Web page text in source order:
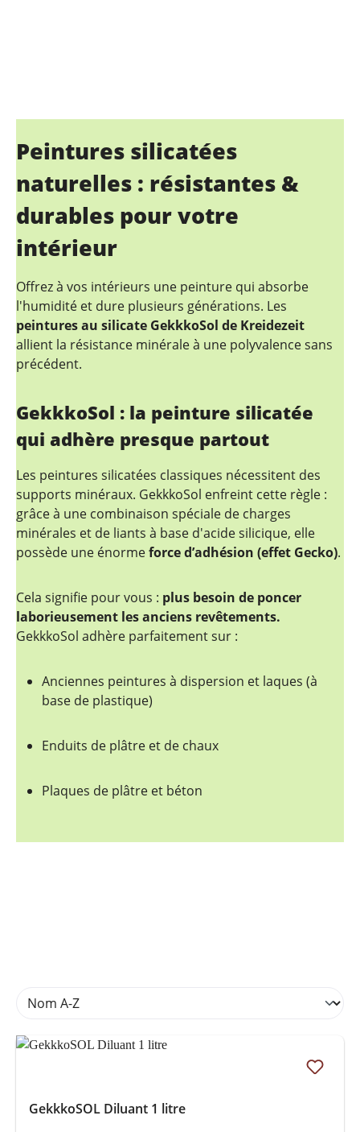
Peintures silicatées
naturelles : résistantes &
durables pour votre
intérieur
Offrez à vos intérieurs une peinture qui absorbe
l'humidité et dure plusieurs générations. Les
peintures au silicate GekkkoSol de Kreidezeit
allient la résistance minérale à une polyvalence sans
précédent.
GekkkoSol : la peinture silicatée
qui adhère presque partout
Les peintures silicatées classiques nécessitent des
supports minéraux. GekkkoSol enfreint cette règle :
grâce à une combinaison spéciale de charges
minérales et de liants à base d'acide silicique, elle
possède une énormeforce d’adhésion (effet Gecko).
Cela signifie pour vous : plus besoin de poncer
laborieusement les anciens revêtements.
GekkkoSol adhère parfaitement sur :
Anciennes peintures à dispersion et laques (à
base de plastique)
Enduits de plâtre et de chaux
Plaques de plâtre et béton
GekkkoSOL Diluant 1 litre